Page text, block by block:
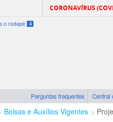
CORONAVÍRUS
o rodapé 4
Perguntas frequentes Central
Bolsas e Auxílios Vigentes